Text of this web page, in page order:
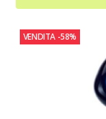
VENDITA -58%